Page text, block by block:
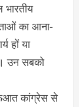
का आना-
हों या
उन सबको
कांग्रेस से